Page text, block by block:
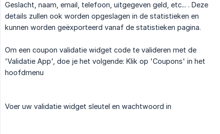
Geslacht, naam, email, telefoon, uitgegeven geld, etc... . Deze
details zullen ook worden opgeslagen in de statistieken en
kunnen worden geëxporteerd vanaf de statistieken pagina.
Om een coupon validatie widget code te valideren met de
'Validatie App', doe je het volgende: Klik op 'Coupons' in het
hoofdmenu
Voer uw validatie widget sleutel en wachtwoord in